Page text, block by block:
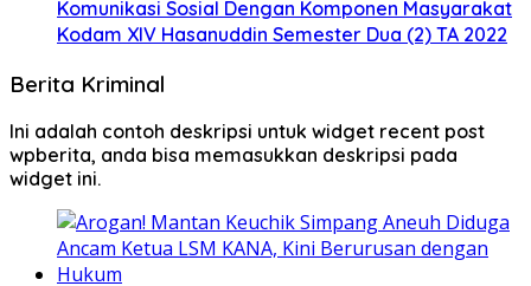
Komunikasi Sosial Dengan Komponen Masyarakat
Kodam XIV Hasanuddin Semester Dua (2) TA 2022
Berita Kriminal
Ini adalah contoh deskripsi untuk widget recent post
wpberita, anda bisa memasukkan deskripsi pada
widget ini.